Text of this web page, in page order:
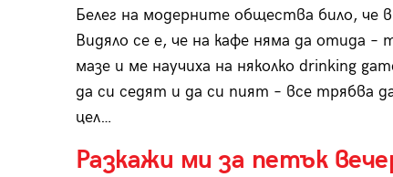
Белег на модерните общества било, че
Видяло се е, че на кафе няма да отида
мазе и ме научиха на няколко drinking
да си седят и да си пият – все трябва
цел…
Разкажи ми за петък